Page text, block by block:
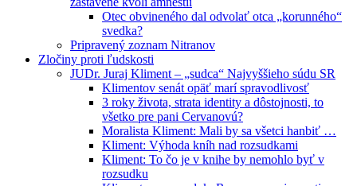
Otec obvineného dal odvolať otca „korunného“
svedka?
Pripravený zoznam Nitranov
Zločiny proti ľudskosti
JUDr. Juraj Kliment – „sudca“ Najvyššieho súdu SR
Klimentov senát opäť marí spravodlivosť
3 roky života, strata identity a dôstojnosti, to
všetko pre pani Cervanovú?
Moralista Kliment: Mali by sa všetci hanbiť …
Kliment: Výhoda kníh nad rozsudkami
Kliment: To čo je v knihe by nemohlo byť v
rozsudku